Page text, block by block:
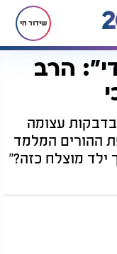
שידור חי
הרב
עצומה
ההורים המלמד
ילד מוצלח כזה?"